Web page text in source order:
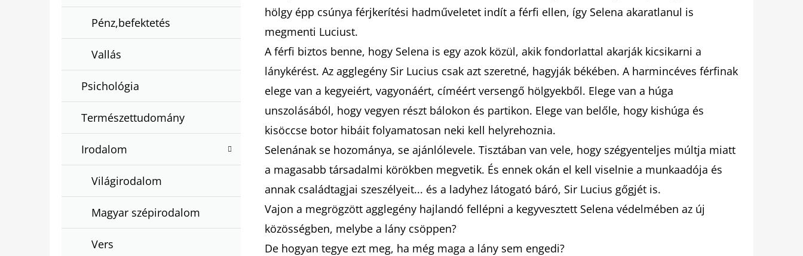
Pénz,befektetés
Vallás
Psichológia
Természettudomány
Irodalom
Világirodalom
Magyar szépirodalom
Vers
hölgy épp csúnya férjkerítési hadműveletet indít a férfi ellen, így Selena akaratlanul is
megmenti Luciust.
A férfi biztos benne, hogy Selena is egy azok közül, akik fondorlattal akarják kicsikarni a
lánykérést. Az agglegény Sir Lucius csak azt szeretné, hagyják békében. A harmincéves férfinak
elege van a kegyeiért, vagyonáért, címéért versengő hölgyekből. Elege van a húga
unszolásából, hogy vegyen részt bálokon és partikon. Elege van belőle, hogy kishúga és
kisöccse botor hibáit folyamatosan neki kell helyrehoznia.
Selenának se hozománya, se ajánlólevele. Tisztában van vele, hogy szégyenteljes múltja miatt
a magasabb társadalmi körökben megvetik. És ennek okán el kell viselnie a munkaadója és
annak családtagjai szeszélyeit... és a ladyhez látogató báró, Sir Lucius gőgjét is.
Vajon a megrögzött agglegény hajlandó fellépni a kegyvesztett Selena védelmében az új
közösségben, melybe a lány csöppen?
De hogyan tegye ezt meg, ha még maga a lány sem engedi?